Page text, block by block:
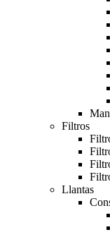
Filtros
Llantas